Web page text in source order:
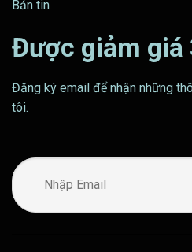
Bản tin
Được giảm giá
Đăng ký email để nhận những
tôi.